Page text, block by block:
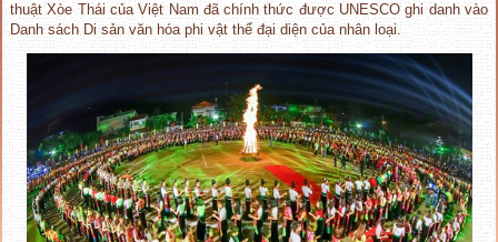
thuật Xòe Thái của Việt Nam đã chính thức được UNESCO ghi danh vào
Danh sách Di sản văn hóa phi vật thể đại diện của nhân loại.